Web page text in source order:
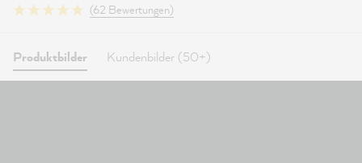
(62 Bewertungen)
Produktbilder Kundenbilder (50+)